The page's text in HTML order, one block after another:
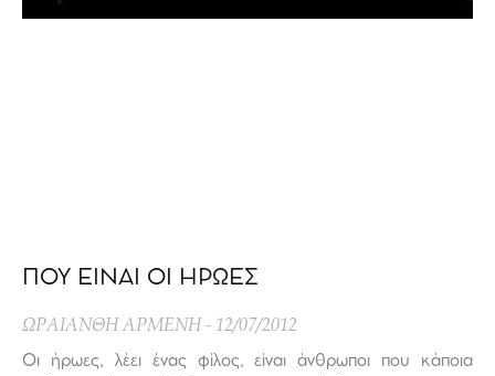
ΠΟΥ ΕΙΝΑΙ ΟΙ ΗΡΩΕΣ
ΩΡΑΙΑΝΘΗ ΑΡΜΕΝΗ 12/07/2012
Οι ήρωες, λέει ένας φίλος, είναι άνθρωποι που κάποια